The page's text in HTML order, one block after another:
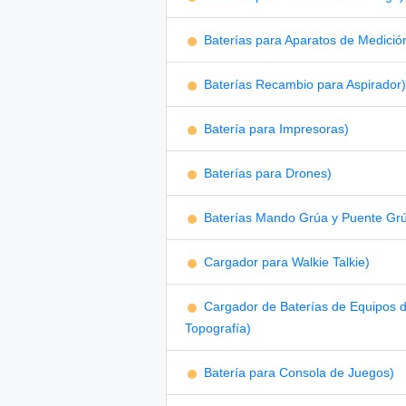
Baterías para Aparatos de
Baterías Recambio para Aspirador)
Batería para Impresoras)
Baterías para Drones)
Baterías Mando Grúa y Puente
Cargador para Walkie Talkie)
Cargador de Baterías de Equipos
Topografía)
Batería para Consola de Juegos)